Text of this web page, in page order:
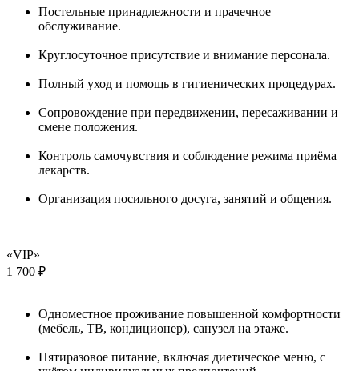
Постельные принадлежности и прачечное
обслуживание.
Круглосуточное присутствие и внимание персонала.
Полный уход и помощь в гигиенических процедурах.
Сопровождение при передвижении, пересаживании и
смене положения.
Контроль самочувствия и соблюдение режима приёма
лекарств.
Организация посильного досуга, занятий и общения.
«VIP»
1 700 ₽
Одноместное проживание повышенной комфортности
(мебель, ТВ, кондиционер), санузел на этаже.
Пятиразовое питание, включая диетическое меню, с